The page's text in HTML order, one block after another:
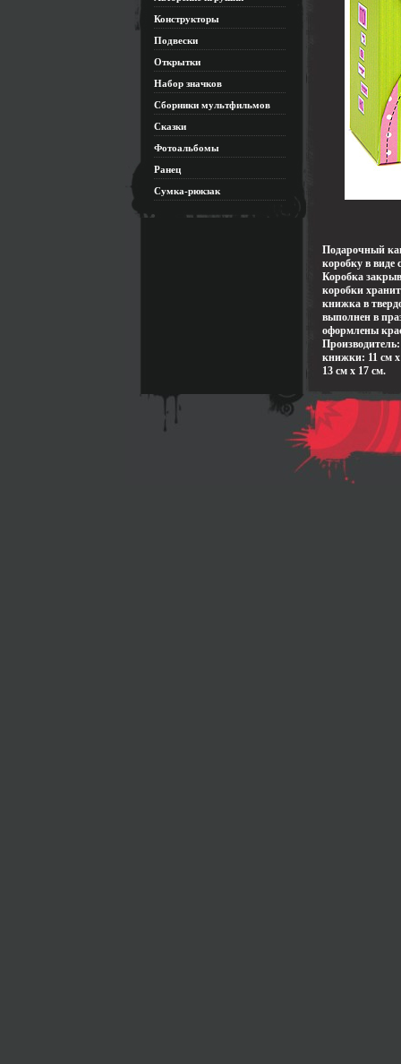
Конструкторы
Подвески
Открытки
Набор значков
Сборники мультфильмов
Сказки
Фотоальбомы
Ранец
Сумка-рюкзак
Подарочный
коробку в виде
Коробка
коробки
книжка в
выполнен в
оформлены
книжки: 11 см х
13 см х 17 см.